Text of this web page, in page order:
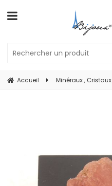
Accueil Minéraux , Cristaux